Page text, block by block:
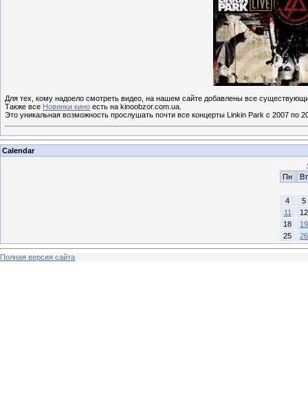
Для тех, кому надоело смотреть видео, на нашем сайте добавлены все
Также все Новинки кино есть на kinoobzor.com.ua.
Это уникальная возможность прослушать почти все концерты Linkin Park с 2007 по
Calendar
Пн
Вт
4
5
11
12
18
19
25
26
Полная версия сайта